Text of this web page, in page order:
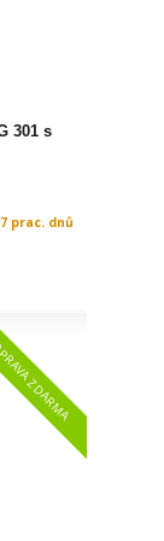
301 s
prac. dnů
ZDARMA